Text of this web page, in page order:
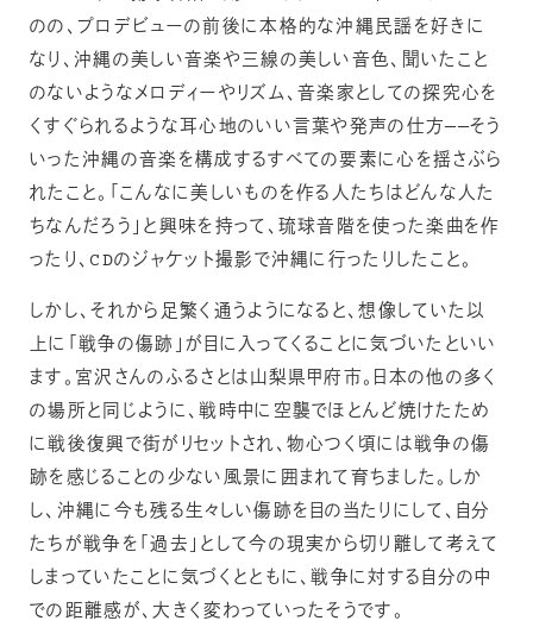
のの、プロデビューの前後に本格的な沖縄民謡を好きに
なり、沖縄の美しい音楽や三線の美しい音色、聞いたこと
のないようなメロディーやリズム、音楽家としての探究心を
くすぐられるような耳心地のいい言葉や発声の仕方——そう
いった沖縄の音楽を構成するすべての要素に心を揺さぶら
れたこと。「こんなに美しいものを作る人たちはどんな人た
ちなんだろう」と興味を持って、琉球音階を使った楽曲を作
ったり、CDのジャケット撮影で沖縄に行ったりしたこと。
しかし、それから足繁く通うようになると、想像していた以
上に「戦争の傷跡」が目に入ってくることに気づいたといい
ます。宮沢さんのふるさとは山梨県甲府市。日本の他の多く
の場所と同じように、戦時中に空襲でほとんど焼けたため
に戦後復興で街がリセットされ、物心つく頃には戦争の傷
跡を感じることの少ない風景に囲まれて育ちました。しか
し、沖縄に今も残る生々しい傷跡を目の当たりにして、自分
たちが戦争を「過去」として今の現実から切り離して考えて
しまっていたことに気づくとともに、戦争に対する自分の中
での距離感が、大きく変わっていったそうです。